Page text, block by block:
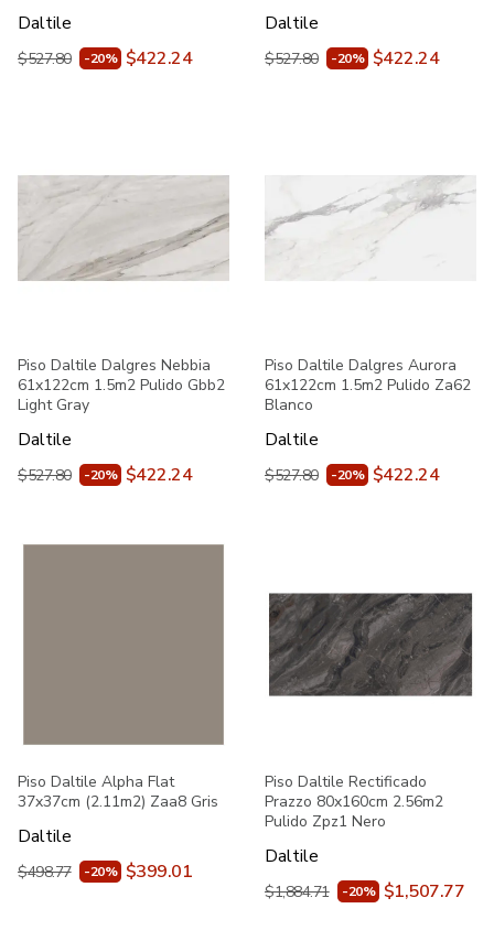
Daltile
$527.80 -20% $422.24
Daltile
$527.80 -20% $422.24
Piso Daltile Dalgres Nebbia
61x122cm 1.5m2 Pulido Gbb2
Light Gray
Daltile
$527.80 -20% $422.24
Piso Daltile Dalgres Aurora
61x122cm 1.5m2 Pulido Za62
Blanco
Daltile
$527.80 -20% $422.24
Piso Daltile Alpha Flat
37x37cm (2.11m2) Zaa8 Gris
Daltile
$498.77 -20% $399.01
Piso Daltile Rectificado
Prazzo 80x160cm 2.56m2
Pulido Zpz1 Nero
Daltile
$1,884.71 -20% $1,507.77